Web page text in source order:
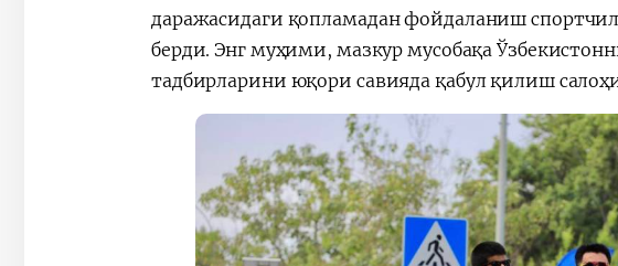
даражасидаги қопламадан фойдаланиш
берди. Энг муҳими, мазкур мусобақа
тадбирларини юқори савияда қабул қилиш